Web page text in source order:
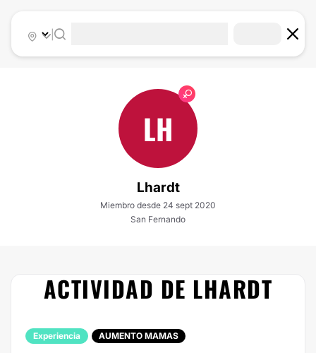
|
LH
Lhardt
Miembro desde 24 sept 2020
San Fernando
ACTIVIDAD DE LHARDT
Experiencia AUMENTO MAMAS